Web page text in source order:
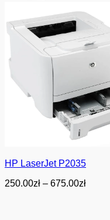
HP LaserJet P2035
250.00zł – 675.00złZakres